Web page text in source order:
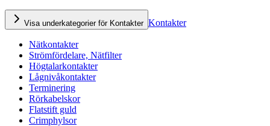
Visa underkategorier för Kontakter Kontakter
Nätkontakter
Strömfördelare, Nätfilter
Högtalarkontakter
Lågnivåkontakter
Terminering
Rörkabelskor
Flatstift guld
Crimphylsor